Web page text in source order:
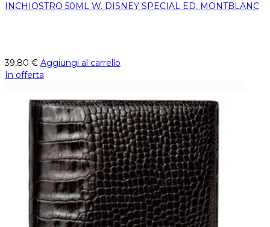
INCHIOSTRO 50ML W. DISNEY SPECIAL ED. MONTBLANC
39,80 € Aggiungi al carrello
In offerta